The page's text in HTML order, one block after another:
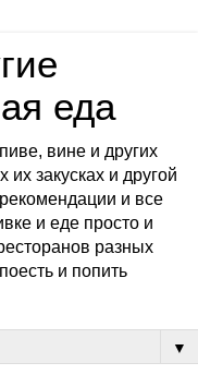
еда
вине и других
закусках и другой
и все
и еде просто и
разных
и попить
▼